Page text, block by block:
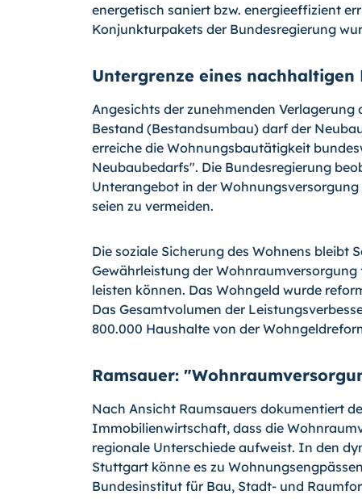
energetisch saniert bzw. energieeffizient
Konjunkturpakets der Bundesregierung
Untergrenze eines
Angesichts der zunehmenden
Bestand (Bestandsumbau) darf der
erreiche die Wohnungsbautätigkeit
Neubaubedarfs". Die Bundesregierung
Unterangebot in der
seien zu vermeiden.
Die soziale Sicherung des Wohnens bleibt
Gewährleistung der
leisten können. Das Wohngeld wurde
Das Gesamtvolumen der
800.000 Haushalte von der
Ramsauer:
Nach Ansicht Raumsauers dokumentiert
Immobilienwirtschaft, dass die
regionale Unterschiede aufweist. In den
Stuttgart könne es zu
Bundesinstitut für Bau, Stadt- und